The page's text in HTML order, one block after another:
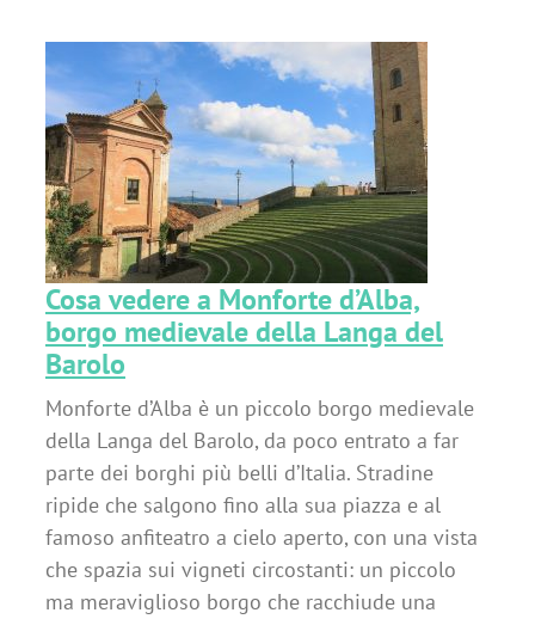
Cosa vedere a Monforte d’Alba,
borgo medievale della Langa del
Barolo
Monforte d’Alba è un piccolo borgo medievale
della Langa del Barolo, da poco entrato a far
parte dei borghi più belli d’Italia. Stradine
ripide che salgono fino alla sua piazza e al
famoso anfiteatro a cielo aperto, con una vista
che spazia sui vigneti circostanti: un piccolo
ma meraviglioso borgo che racchiude una